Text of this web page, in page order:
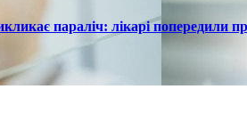
параліч: лікарі попередили